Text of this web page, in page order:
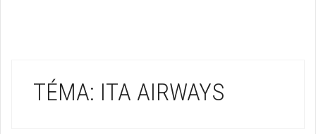
TÉMA: ITA AIRWAYS